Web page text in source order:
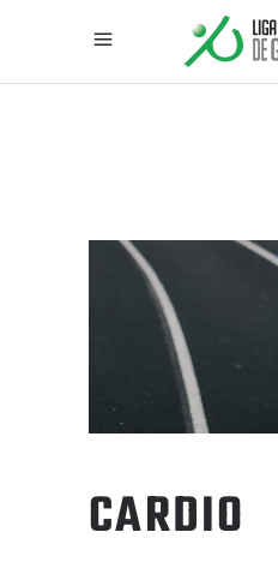
CARDIO